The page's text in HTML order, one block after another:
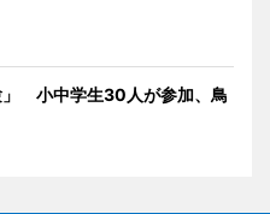
」 小中学生30人が参加、鳥